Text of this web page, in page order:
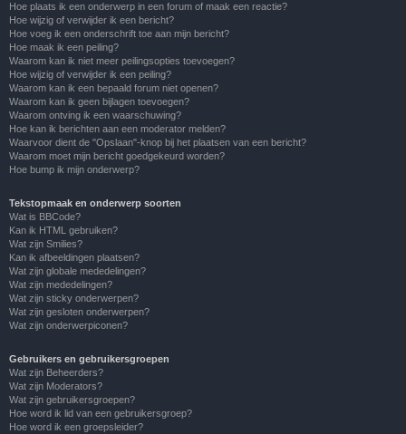
Hoe plaats ik een onderwerp in een forum of maak een reactie?
Hoe wijzig of verwijder ik een bericht?
Hoe voeg ik een onderschrift toe aan mijn bericht?
Hoe maak ik een peiling?
Waarom kan ik niet meer peilingsopties toevoegen?
Hoe wijzig of verwijder ik een peiling?
Waarom kan ik een bepaald forum niet openen?
Waarom kan ik geen bijlagen toevoegen?
Waarom ontving ik een waarschuwing?
Hoe kan ik berichten aan een moderator melden?
Waarvoor dient de "Opslaan"-knop bij het plaatsen van een bericht?
Waarom moet mijn bericht goedgekeurd worden?
Hoe bump ik mijn onderwerp?
Tekstopmaak en onderwerp soorten
Wat is BBCode?
Kan ik HTML gebruiken?
Wat zijn Smilies?
Kan ik afbeeldingen plaatsen?
Wat zijn globale mededelingen?
Wat zijn mededelingen?
Wat zijn sticky onderwerpen?
Wat zijn gesloten onderwerpen?
Wat zijn onderwerpiconen?
Gebruikers en gebruikersgroepen
Wat zijn Beheerders?
Wat zijn Moderators?
Wat zijn gebruikersgroepen?
Hoe word ik lid van een gebruikersgroep?
Hoe word ik een groepsleider?